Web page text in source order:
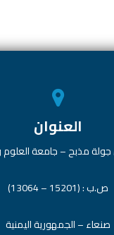
العنوان
مذبح – جامعة العلوم
ص.ب : (15201 – 13064)
صنعاء – الجمهورية اليمنية